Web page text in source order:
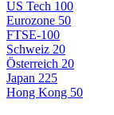
US Tech 100
Eurozone 50
FTSE-100
Schweiz 20
Österreich 20
Japan 225
Hong Kong 50